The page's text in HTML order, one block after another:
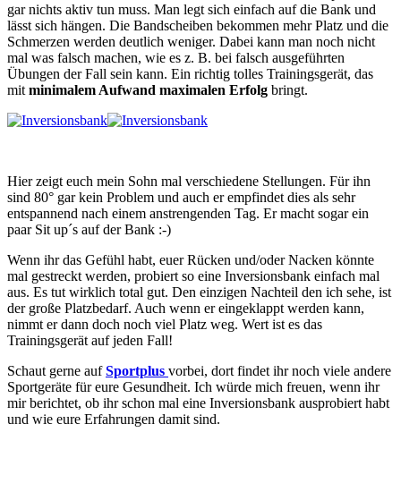
gar nichts aktiv tun muss. Man legt sich einfach auf die Bank und
lässt sich hängen. Die Bandscheiben bekommen mehr Platz und die
Schmerzen werden deutlich weniger. Dabei kann man noch nicht
mal was falsch machen, wie es z. B. bei falsch ausgeführten
Übungen der Fall sein kann. Ein richtig tolles Trainingsgerät, das
mit minimalem Aufwand maximalen Erfolg bringt.
Hier zeigt euch mein Sohn mal verschiedene Stellungen. Für ihn
sind 80° gar kein Problem und auch er empfindet dies als sehr
entspannend nach einem anstrengenden Tag. Er macht sogar ein
paar Sit up´s auf der Bank :-)
Wenn ihr das Gefühl habt, euer Rücken und/oder Nacken könnte
mal gestreckt werden, probiert so eine Inversionsbank einfach mal
aus. Es tut wirklich total gut. Den einzigen Nachteil den ich sehe, ist
der große Platzbedarf. Auch wenn er eingeklappt werden kann,
nimmt er dann doch noch viel Platz weg. Wert ist es das
Trainingsgerät auf jeden Fall!
Schaut gerne aufSportplus vorbei, dort findet ihr noch viele andere
Sportgeräte für eure Gesundheit. Ich würde mich freuen, wenn ihr
mir berichtet, ob ihr schon mal eine Inversionsbank ausprobiert habt
und wie eure Erfahrungen damit sind.